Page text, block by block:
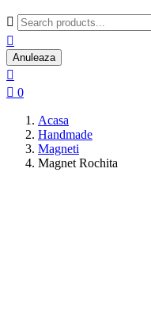


Anuleaza

 0
Acasa
Handmade
Magneti
Magnet Rochita